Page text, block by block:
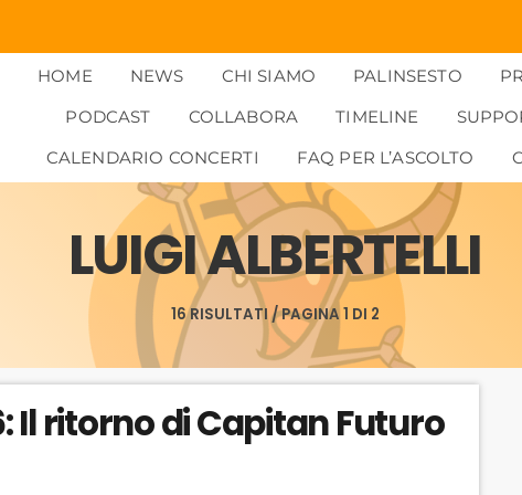
HOME NEWS CHI SIAMO PALINSESTO
PODCAST
COLLABORA TIMELINE
CALENDARIO CONCERTI
FAQ PER L’ASCOLTO
LUIGI ALBERTELLI
16 RISULTATI / PAGINA 1 DI 2
Il ritorno di Capitan Futuro